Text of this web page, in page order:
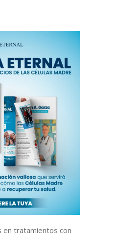
en tratamientos con